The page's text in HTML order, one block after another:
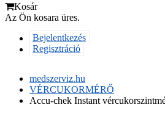
Kosár
Az Ön kosara üres.
Bejelentkezés
Regisztráció
medszerviz.hu
VÉRCUKORMÉRŐ
Accu-chek Instant